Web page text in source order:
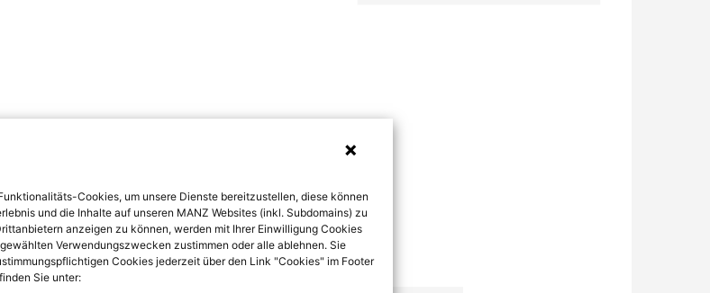
Cookies, um unsere Dienste bereitzustellen, diese können
und die Inhalte auf unseren MANZ Websites (inkl. Subdomains) zu
anzeigen zu können, werden mit Ihrer Einwilligung Cookies
Verwendungszwecken zustimmen oder alle ablehnen. Sie
Cookies jederzeit über den Link "Cookies" im Footer
Sie unter: